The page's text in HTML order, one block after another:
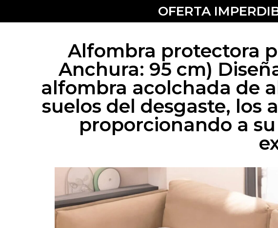
OFERTA
Alfombra protectora
Anchura: 95 cm)
alfombra acolchada de
suelos del desgaste, los
proporcionando a